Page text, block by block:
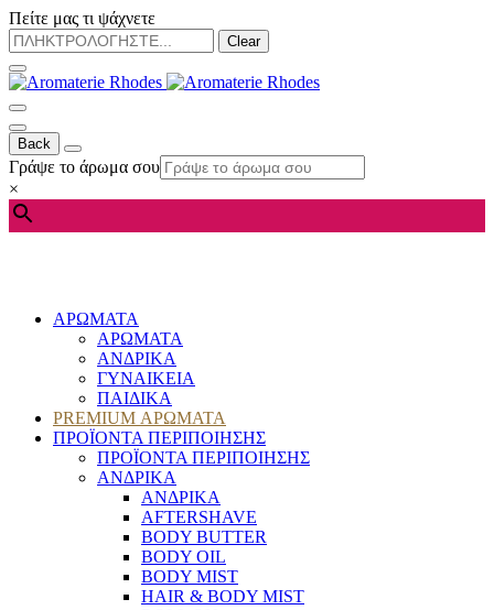
Πείτε μας τι ψάχνετε
Clear
Back
Γράψε το άρωμα σου
×
ΑΡΩΜΑΤΑ
ΑΡΩΜΑΤΑ
ΑΝΔΡΙΚΑ
ΓΥΝΑΙΚΕΙΑ
ΠΑΙΔΙΚΑ
PREMIUM ΑΡΩΜΑΤΑ
ΠΡΟΪΟΝΤΑ ΠΕΡΙΠΟΙΗΣΗΣ
ΠΡΟΪΟΝΤΑ ΠΕΡΙΠΟΙΗΣΗΣ
ΑΝΔΡΙΚΑ
ΑΝΔΡΙΚΑ
AFTERSHAVE
BODY BUTTER
BODY OIL
BODY MIST
HAIR & BODY MIST